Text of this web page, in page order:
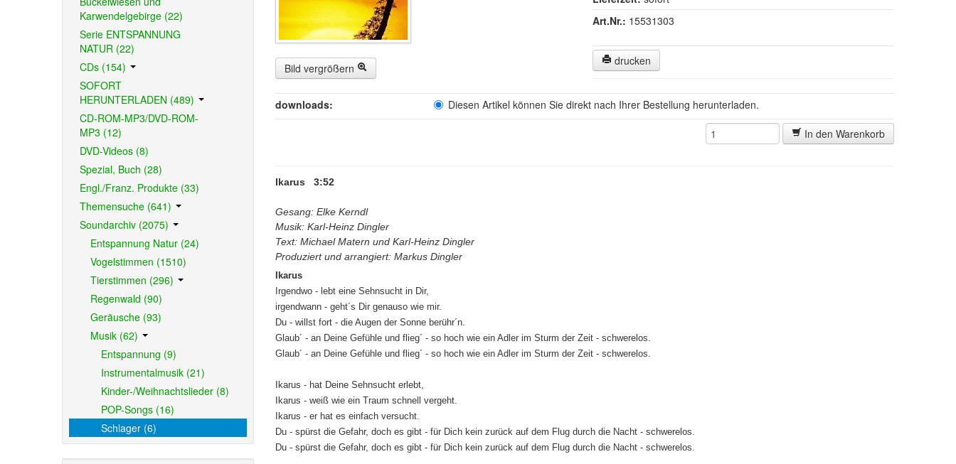
Bild vergrößern
Art.Nr.: 15531303
drucken
downloads: Diesen Artikel können Sie direkt nach Ihrer Bestellung herunterladen.
In den Warenkorb
Ikarus 3:52
Gesang: Elke Kerndl
Musik: Karl-Heinz Dingler
Text: Michael Matern und Karl-Heinz Dingler
Produziert und arrangiert: Markus Dingler
Ikarus
Irgendwo - lebt eine Sehnsucht in Dir,
irgendwann - geht´s Dir genauso wie mir.
Du - willst fort - die Augen der Sonne berühr´n.
Glaub´ - an Deine Gefühle und flieg´ - so hoch wie ein Adler im Sturm der Zeit - schwerelos.
Glaub´ - an Deine Gefühle und flieg´ - so hoch wie ein Adler im Sturm der Zeit - schwerelos.
Ikarus - hat Deine Sehnsucht erlebt,
Ikarus - weiß wie ein Traum schnell vergeht.
Ikarus - er hat es einfach versucht.
Du - spürst die Gefahr, doch es gibt - für Dich kein zurück auf dem Flug durch die Nacht - schwerelos.
Du - spürst die Gefahr, doch es gibt - für Dich kein zurück auf dem Flug durch die Nacht - schwerelos.
Karwendelgebirge (22)
Serie ENTSPANNUNG
NATUR (22)
CDs (154)
SOFORT
HERUNTERLADEN (489)
CD-ROM-MP3/DVD-ROM-
MP3 (12)
DVD-Videos (8)
Spezial, Buch (28)
Engl./Franz. Produkte (33)
Themensuche (641)
Soundarchiv (2075)
Entspannung Natur (24)
Vogelstimmen (1510)
Tierstimmen (296)
Regenwald (90)
Geräusche (93)
Musik (62)
Entspannung (9)
Instrumentalmusik (21)
Kinder-/Weihnachtslieder (8)
POP-Songs (16)
Schlager (6)